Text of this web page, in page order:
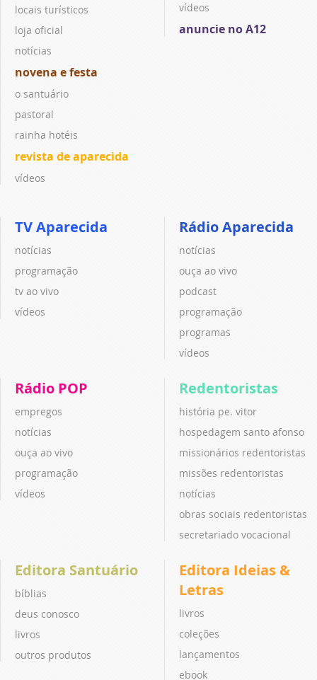
locais turísticos
loja oficial
notícias
novena e festa
o santuário
pastoral
rainha hotéis
revista de aparecida
vídeos
vídeos
anuncie no A12
TV Aparecida
notícias
programação
tv ao vivo
vídeos
Rádio Aparecida
notícias
ouça ao vivo
podcast
programação
programas
vídeos
Rádio POP
empregos
notícias
ouça ao vivo
programação
vídeos
Redentoristas
história pe. vitor
hospedagem santo afonso
missionários redentoristas
missões redentoristas
notícias
obras sociais redentoristas
secretariado vocacional
Editora Santuário
bíblias
deus conosco
livros
outros produtos
Editora Ideias &
Letras
livros
coleções
lançamentos
ebook